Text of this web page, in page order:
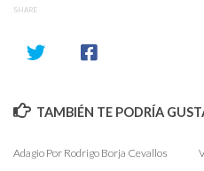
SHARE
TAMBIÉN TE PODRÍA
Adagio Por Rodrigo Borja Cevallos